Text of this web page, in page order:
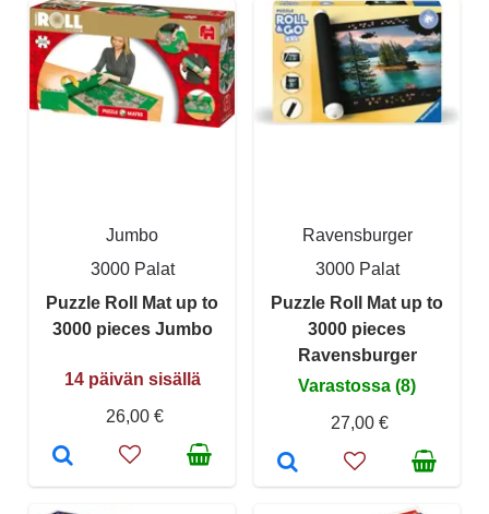
Jumbo
3000 Palat
Puzzle Roll Mat up to
3000 pieces Jumbo
14 päivän sisällä
26,00 €
Ravensburger
3000 Palat
Puzzle Roll Mat up to
3000 pieces
Ravensburger
Varastossa (8)
27,00 €